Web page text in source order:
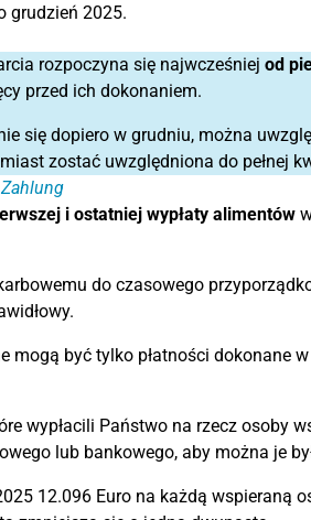
grudzień 2025.
rozpoczyna się najwcześniej od
przed ich dokonaniem.
się dopiero w grudniu, można
zostać uwzględniona do pełnej
i ostatniej wypłaty alimentów
do czasowego
mogą być tylko płatności dokonane
wypłacili Państwo na rzecz osoby
lub bankowego, aby można je
12.096 Euro na każdą wspieraną